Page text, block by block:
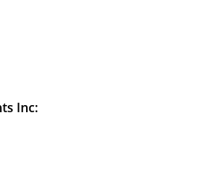
Inc: